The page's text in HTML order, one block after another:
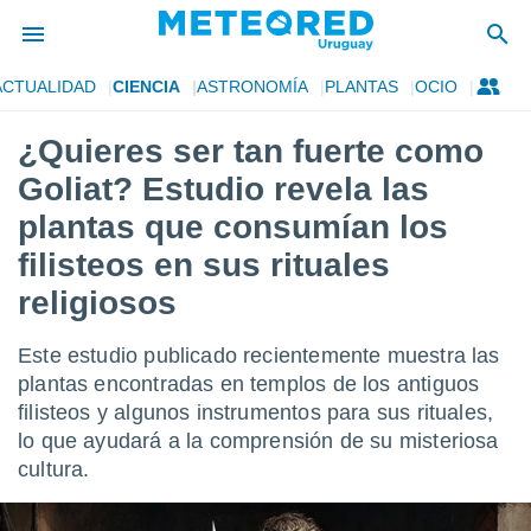
de
ha
por
para
la
que se
calidad.
a este
las
y
forma
basada
CIENCIA ASTRONOMÍA PLANTAS OCIO
¿Quieres ser tan fuerte como
Goliat? Estudio revela las
plantas que consumían los
filisteos en sus rituales
religiosos
Este estudio publicado recientemente muestra las
plantas encontradas en templos de los antiguos
filisteos y algunos instrumentos para sus rituales,
lo que ayudará a la comprensión de su misteriosa
cultura.